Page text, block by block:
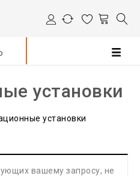
установки
установки
вашему запросу, не